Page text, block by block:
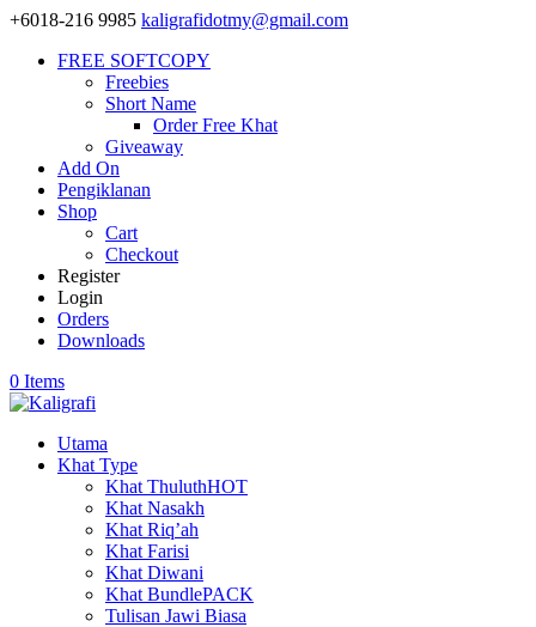
+6018-216 9985 kaligrafidotmy@gmail.com
FREE SOFTCOPY
Freebies
Short Name
Order Free Khat
Giveaway
Add On
Pengiklanan
Shop
Cart
Checkout
Register
Login
Orders
Downloads
0 Items
Utama
Khat Type
Khat ThuluthHOT
Khat Nasakh
Khat Riq’ah
Khat Farisi
Khat Diwani
Khat BundlePACK
Tulisan Jawi Biasa